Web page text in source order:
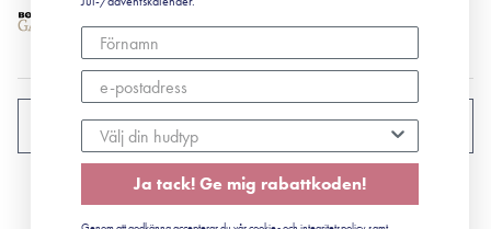
SVERIGE
CVR: 41492252
Ja tack! Ge mig rabattkoden!